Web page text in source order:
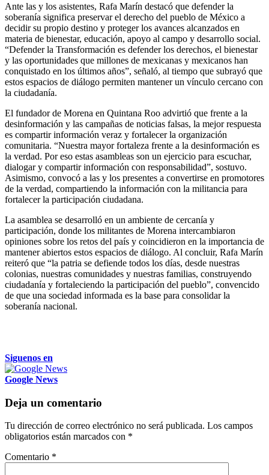
Ante las y los asistentes, Rafa Marín destacó que defender la
soberanía significa preservar el derecho del pueblo de México a
decidir su propio destino y proteger los avances alcanzados en
materia de bienestar, educación, apoyo al campo y desarrollo social.
“Defender la Transformación es defender los derechos, el bienestar
y las oportunidades que millones de mexicanas y mexicanos han
conquistado en los últimos años”, señaló, al tiempo que subrayó que
estos espacios de diálogo permiten mantener un vínculo cercano con
la ciudadanía.
El fundador de Morena en Quintana Roo advirtió que frente a la
desinformación y las campañas de noticias falsas, la mejor respuesta
es compartir información veraz y fortalecer la organización
comunitaria. “Nuestra mayor fortaleza frente a la desinformación es
la verdad. Por eso estas asambleas son un ejercicio para escuchar,
dialogar y compartir información con responsabilidad”, sostuvo.
Asimismo, convocó a las y los presentes a convertirse en promotores
de la verdad, compartiendo la información con la militancia para
fortalecer la participación ciudadana.
La asamblea se desarrolló en un ambiente de cercanía y
participación, donde los militantes de Morena intercambiaron
opiniones sobre los retos del país y coincidieron en la importancia de
mantener abiertos estos espacios de diálogo. Al concluir, Rafa Marín
reiteró que “la patria se defiende todos los días, desde nuestras
colonias, nuestras comunidades y nuestras familias, construyendo
ciudadanía y fortaleciendo la participación del pueblo”, convencido
de que una sociedad informada es la base para consolidar la
soberanía nacional.
Siguenos en
Google News
Deja un comentario
Tu dirección de correo electrónico no será publicada. Los campos
obligatorios están marcados con *
Comentario *